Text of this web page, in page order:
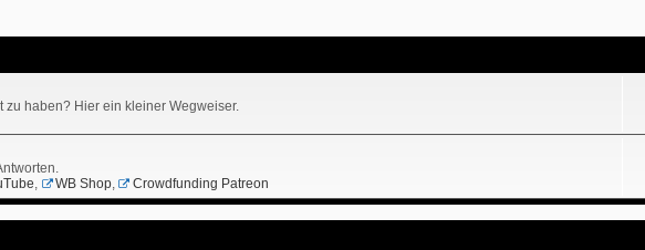
zu haben? Hier ein kleiner Wegweiser.
, WB Shop, Crowdfunding Patreon